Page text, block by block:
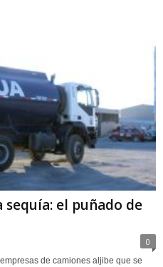
sequía: el puñado de
0
de camiones aljibe que se